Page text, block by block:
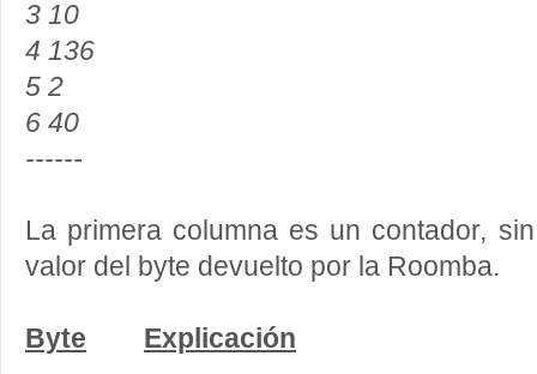
3 10
4 136
5 2
6 40
------
La primera columna es un contador,
valor del byte devuelto por la Roomba.
Byte Explicación